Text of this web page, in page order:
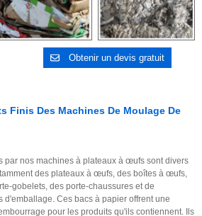
Obtenir un devis gratuit
Finis Des Machines De Moulage De
par nos machines à plateaux à œufs sont divers
des plateaux à œufs, des boîtes à œufs,
gobelets, des porte-chaussures et de
d'emballage. Ces bacs à papier offrent une
pour les produits qu'ils contiennent. Ils